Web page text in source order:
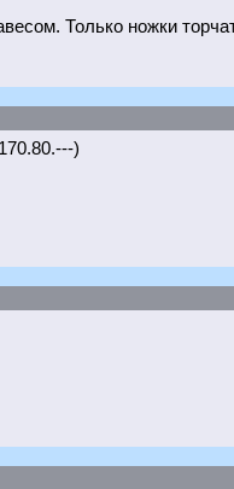
Только ножки
)